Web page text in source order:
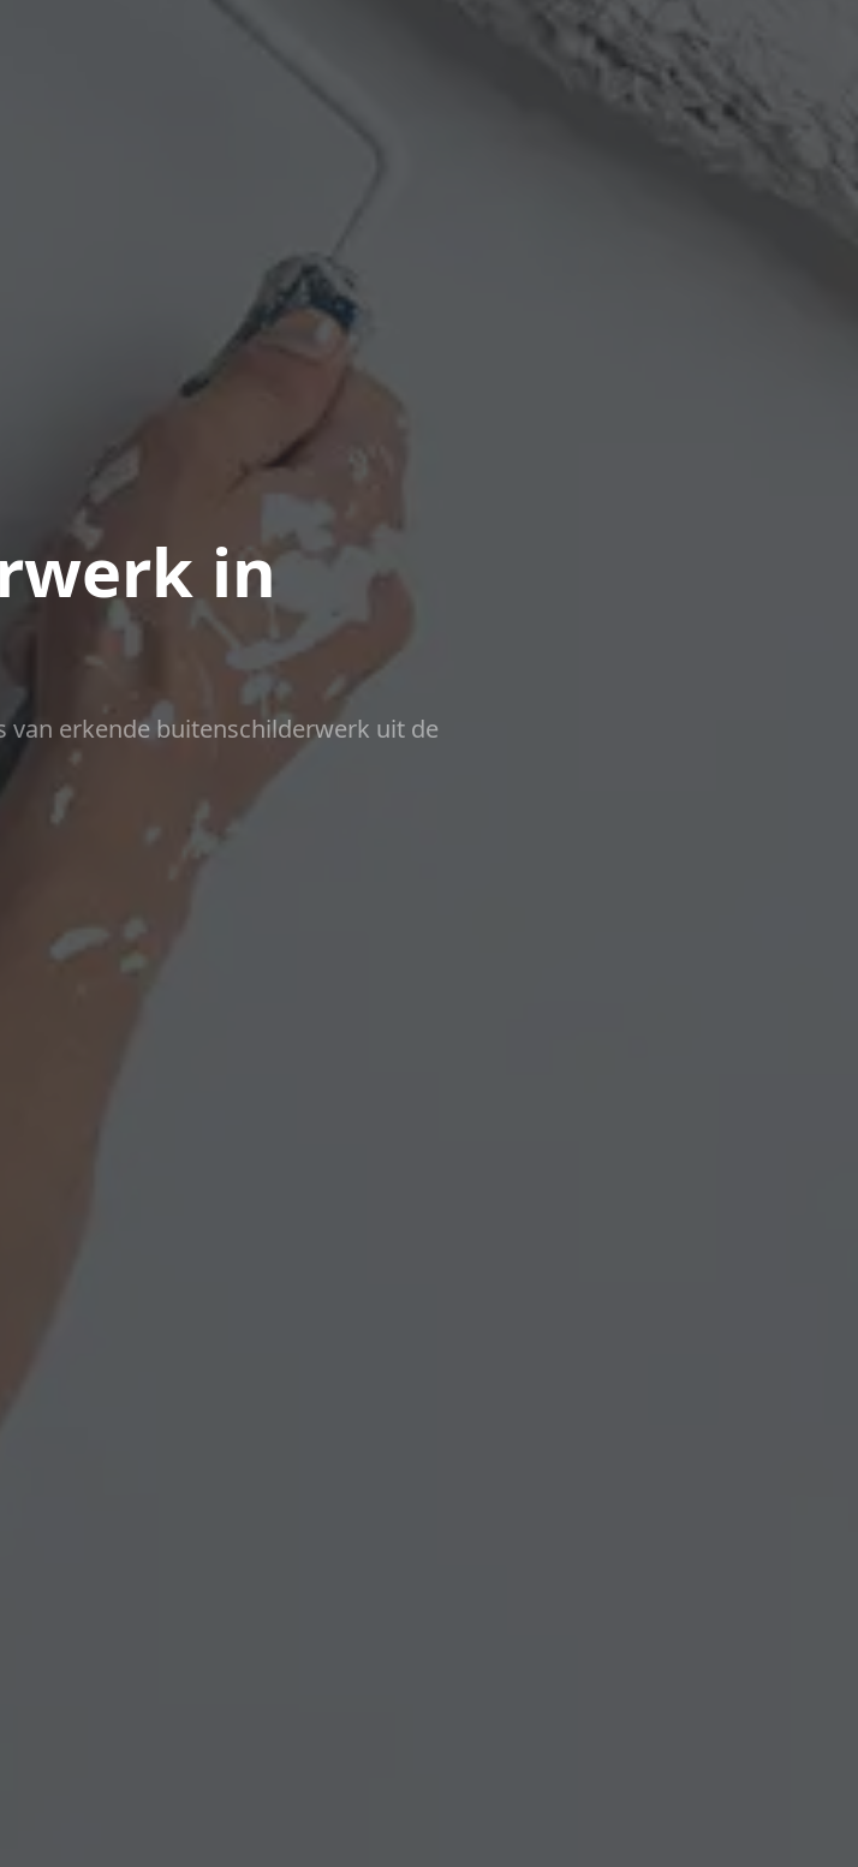
in
van erkende buitenschilderwerk uit de